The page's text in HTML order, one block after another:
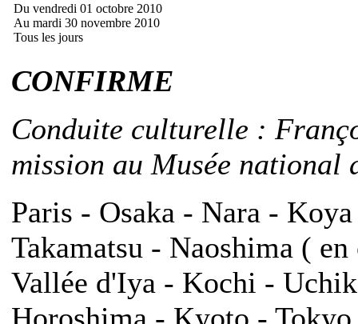
Du vendredi 01 octobre 2010
Au mardi 30 novembre 2010
Tous les jours
CONFIRME
Conduite culturelle :
mission au Musée national
Paris - Osaka - Nara -
Takamatsu - Naoshima (
Vallée d'Iya - Kochi -